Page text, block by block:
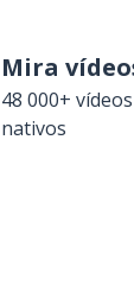
Mira
48 000+
nativos